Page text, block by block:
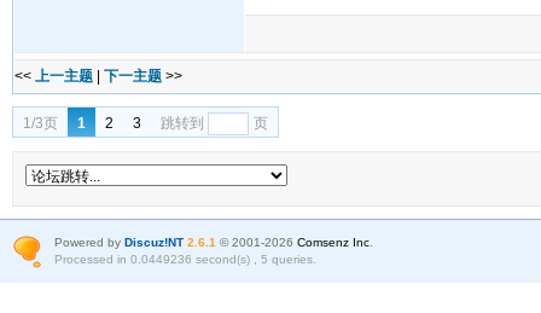
<< 上一主题 下一主题 >>
1/3页 1 2 3 跳转到 页
Powered by Discuz!NT 2.6.1 © 2001-2026 Comsenz Inc.
Processed in 0.0449236 second(s) , 5 queries.